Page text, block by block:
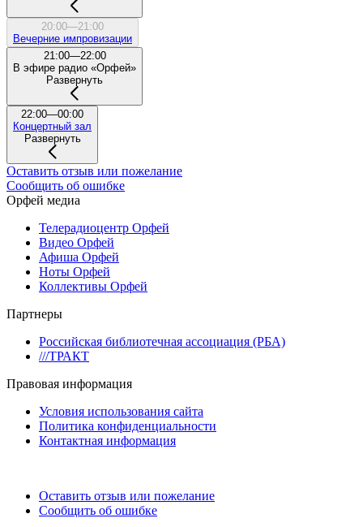
20:00—21:00
Вечерние импровизации
21:00—22:00
В эфире радио «Орфей»
Развернуть
22:00—00:00
Концертный зал
Развернуть
Оставить отзыв или пожелание
Сообщить об ошибке
Орфей медиа
Телерадиоцентр Орфей
Видео Орфей
Афиша Орфей
Ноты Орфей
Коллективы Орфей
Партнеры
Российская библиотечная ассоциация (РБА)
///ТРАКТ
Правовая информация
Условия использования сайта
Политика конфиденциальности
Контактная информация
Оставить отзыв или пожелание
Сообщить об ошибке